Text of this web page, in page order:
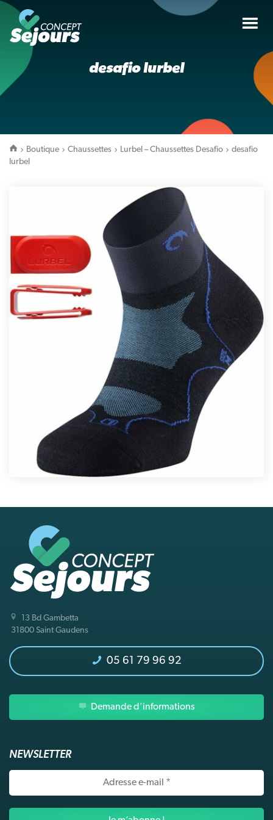
desafio lurbel
Boutique Chaussettes Lurbel – Chaussettes Desafio
desafio
lurbel
13 Bd Gambetta
31800 Saint Gaudens
05 61 79 96 92
Demande d'informations
NEWSLETTER